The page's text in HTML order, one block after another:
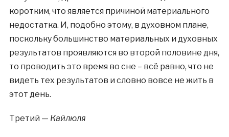
коротким, что является причиной материального
недостатка. И, подобно этому, в духовном плане,
поскольку большинство материальных и духовных
результатов проявляются во второй половине дня,
то проводить это время во сне – всё равно, что не
видеть тех результатов и словно вовсе не жить в
этот день.
Третий — Кайлюля